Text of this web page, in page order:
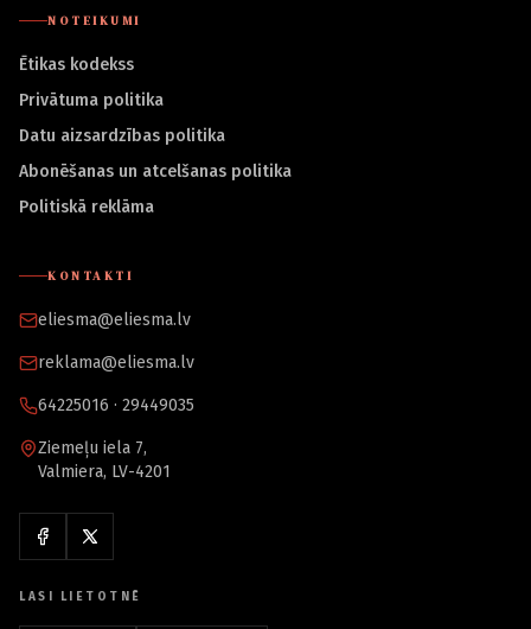
NOTEIKUMI
Ētikas kodekss
Privātuma politika
Datu aizsardzības politika
Abonēšanas un atcelšanas politika
Politiskā reklāma
KONTAKTI
eliesma@eliesma.lv
reklama@eliesma.lv
64225016 · 29449035
Ziemeļu iela 7,
Valmiera, LV-4201
LASI LIETOTNĒ